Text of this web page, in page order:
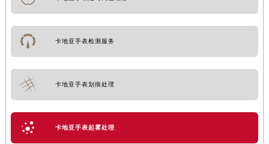
卡地亚手表检测服务
卡地亚手表划痕处理
卡地亚手表起雾处理